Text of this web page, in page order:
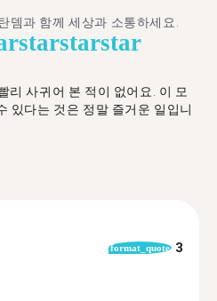
뎀과 함께 세상과 소통하세요.
starstarstar
리 사귀어 본 적이 없어요. 이 모
있다는 것은 정말 즐거운 일입니
format_quote 3